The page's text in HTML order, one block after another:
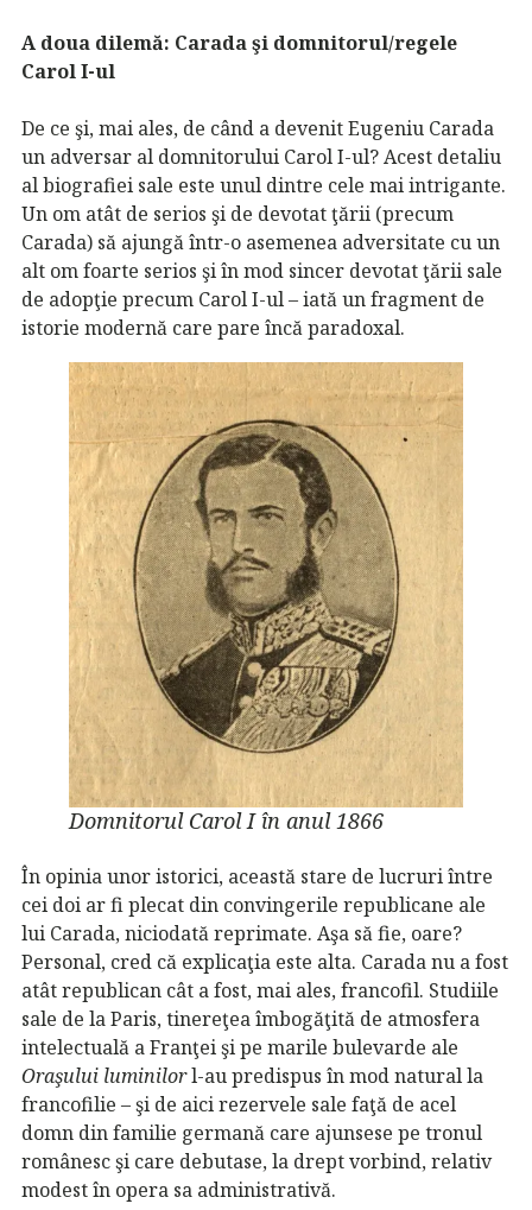
A doua dilemă: Carada şi domnitorul/regele
Carol I-ul
De ce şi, mai ales, de când a devenit Eugeniu Carada
un adversar al domnitorului Carol I-ul? Acest detaliu
al biografiei sale este unul dintre cele mai intrigante.
Un om atât de serios şi de devotat ţării (precum
Carada) să ajungă într-o asemenea adversitate cu un
alt om foarte serios şi în mod sincer devotat ţării sale
de adopţie precum Carol I-ul – iată un fragment de
istorie modernă care pare încă paradoxal.
Domnitorul Carol I în anul 1866
În opinia unor istorici, această stare de lucruri între
cei doi ar fi plecat din convingerile republicane ale
lui Carada, niciodată reprimate. Aşa să fie, oare?
Personal, cred că explicaţia este alta. Carada nu a fost
atât republican cât a fost, mai ales, francofil. Studiile
sale de la Paris, tinereţea îmbogăţită de atmosfera
intelectuală a Franţei şi pe marile bulevarde ale
Oraşului luminilorl-au predispus în mod natural la
francofilie – şi de aici rezervele sale faţă de acel
domn din familie germană care ajunsese pe tronul
românesc şi care debutase, la drept vorbind, relativ
modest în opera sa administrativă.